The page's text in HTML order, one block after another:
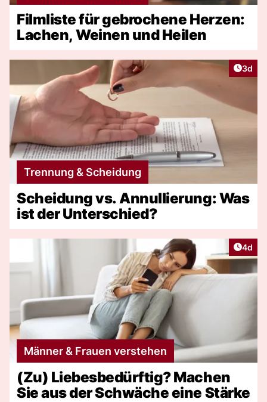
Filmliste für gebrochene Herzen:
Lachen, Weinen und Heilen
3d
Trennung & Scheidung
Scheidung vs. Annullierung: Was
ist der Unterschied?
4d
Männer & Frauen verstehen
(Zu) Liebesbedürftig? Machen
Sie aus der Schwäche eine Stärke